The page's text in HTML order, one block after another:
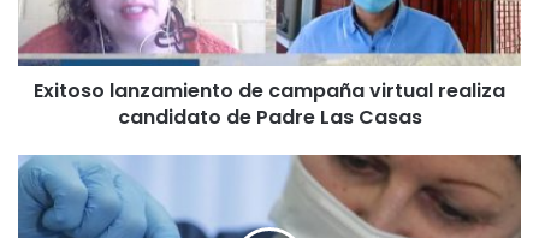
o
a
m
i
Exitoso lanzamiento de campaña virtual realiza
candidato de Padre Las Casas
M
u